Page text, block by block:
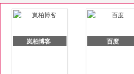
岚柏博客 百度